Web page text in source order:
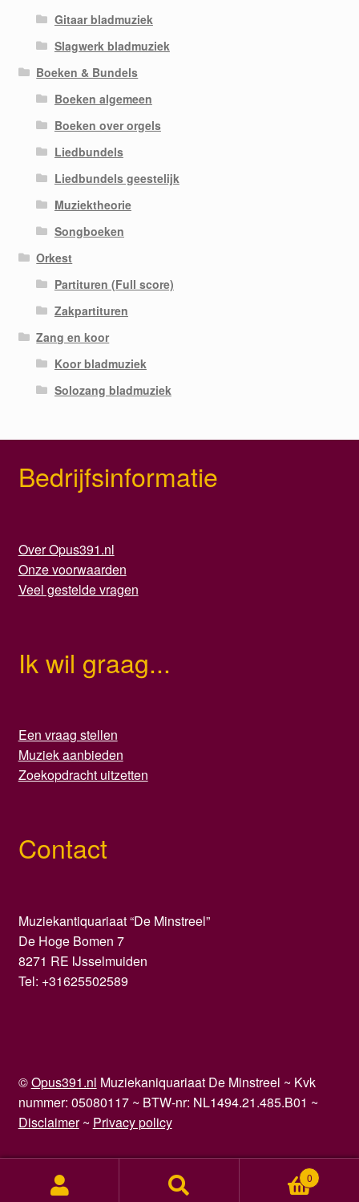
Gitaar bladmuziek
Slagwerk bladmuziek
Boeken & Bundels
Boeken algemeen
Boeken over orgels
Liedbundels
Liedbundels geestelijk
Muziektheorie
Songboeken
Orkest
Partituren (Full score)
Zakpartituren
Zang en koor
Koor bladmuziek
Solozang bladmuziek
Bedrijfsinformatie
Over Opus391.nl
Onze voorwaarden
Veel gestelde vragen
Ik wil graag...
Een vraag stellen
Muziek aanbieden
Zoekopdracht uitzetten
Contact
Muziekantiquariaat “De Minstreel”
De Hoge Bomen 7
8271 RE IJsselmuiden
Tel: +31625502589
©Opus391.nl Muziekaniquariaat De Minstreel ~ Kvk
nummer: 05080117 ~ BTW-nr: NL1494.21.485.B01 ~
Disclaimer~ Privacy policy
Zoeken
0